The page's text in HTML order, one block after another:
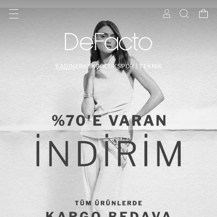
KADIN ERKEKÇOCUKSPOR | TEKNİK